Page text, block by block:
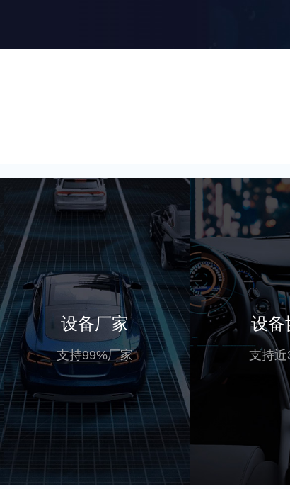
设备厂家
支持99%厂家
设备
支持